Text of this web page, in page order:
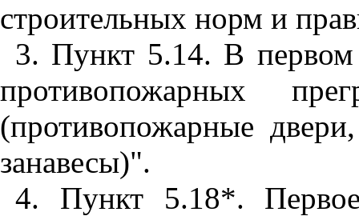
строительных норм и
3. Пункт 5.14. В первом
противопожарных
(противопожарные
занавесы)".
4. Пункт 5.18*. Первое